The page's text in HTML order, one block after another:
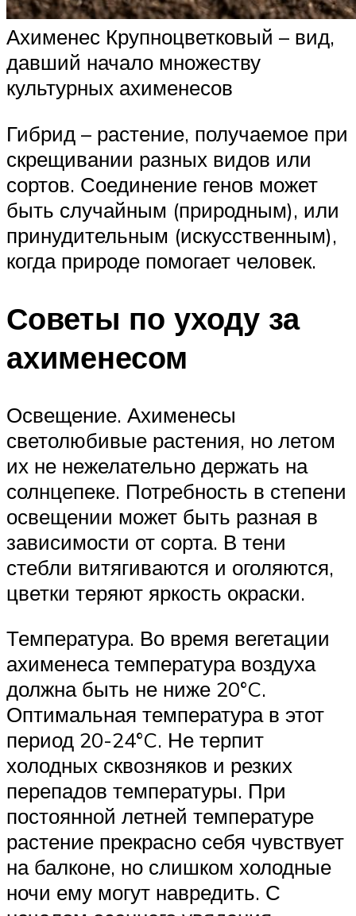
Ахименес Крупноцветковый – вид,
давший начало множеству
культурных ахименесов
Гибрид – растение, получаемое при
скрещивании разных видов или
сортов. Соединение генов может
быть случайным (природным), или
принудительным (искусственным),
когда природе помогает человек.
Советы по уходу за
ахименесом
Освещение. Ахименесы
светолюбивые растения, но летом
их не нежелательно держать на
солнцепеке. Потребность в степени
освещении может быть разная в
зависимости от сорта. В тени
стебли витягиваются и оголяются,
цветки теряют яркость окраски.
Температура. Во время вегетации
ахименеса температура воздуха
должна быть не ниже 20°C.
Оптимальная температура в этот
период 20-24°C. Не терпит
холодных сквозняков и резких
перепадов температуры. При
постоянной летней температуре
растение прекрасно себя чувствует
на балконе, но слишком холодные
ночи ему могут навредить. С